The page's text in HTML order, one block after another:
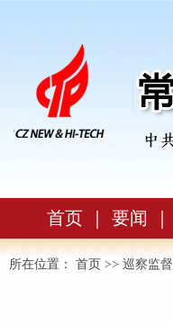
首页 要闻
所在位置： 首页 >> 巡察监督